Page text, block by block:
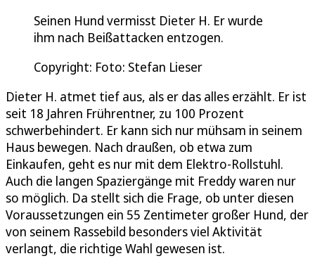
Seinen Hund vermisst Dieter H. Er wurde
ihm nach Beißattacken entzogen.
Copyright: Foto: Stefan Lieser
Dieter H. atmet tief aus, als er das alles erzählt. Er ist
seit 18 Jahren Frührentner, zu 100 Prozent
schwerbehindert. Er kann sich nur mühsam in seinem
Haus bewegen. Nach draußen, ob etwa zum
Einkaufen, geht es nur mit dem Elektro-Rollstuhl.
Auch die langen Spaziergänge mit Freddy waren nur
so möglich. Da stellt sich die Frage, ob unter diesen
Voraussetzungen ein 55 Zentimeter großer Hund, der
von seinem Rassebild besonders viel Aktivität
verlangt, die richtige Wahl gewesen ist.